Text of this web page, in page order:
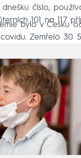
číslo,
101 na 117
bylo v Česku
Zemřelo 30